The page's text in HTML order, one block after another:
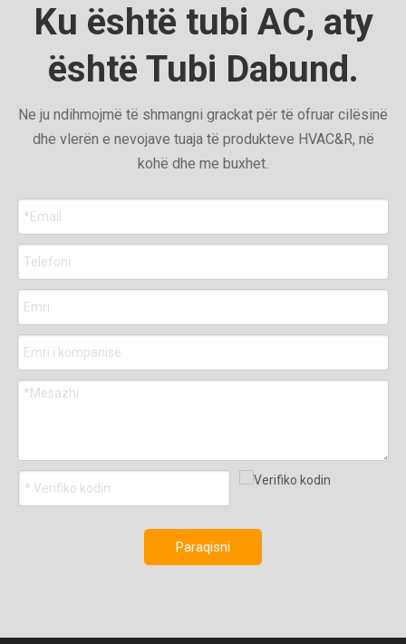
Ku është tubi AC, aty
është Tubi Dabund.
Ne ju ndihmojmë të shmangni grackat për të ofruar cilësinë
dhe vlerën e nevojave tuaja të produkteve HVAC&R, në
kohë dhe me buxhet.
Paraqisni